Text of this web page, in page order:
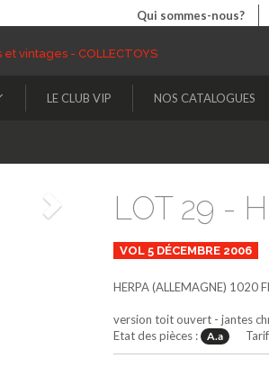
Qui sommes-nous?
LE CLUB VIP NOS CATALOGUES
Suivant LOT 29 -
VOL 5 DÉCEMBRE 2006
HERPA (ALLEMAGNE) 1020
version toit ouvert - jantes
Etat des pièces :
A.a Tarif